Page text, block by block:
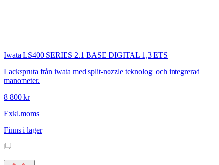
Iwata LS400 SERIES 2.1 BASE DIGITAL 1,3 ETS
Lackspruta från iwata med split-nozzle teknologi och integrerad
manometer.
8 800 kr
Exkl.moms
Finns i lager